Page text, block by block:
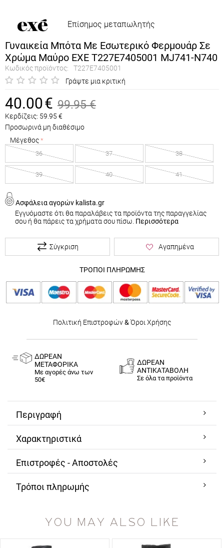
Επίσημος μεταπωλητής
Γυναικεία Μπότα Με Εσωτερικό Φερμουάρ Σε
Χρώμα Μαύρο EXE T227E7405001 MJ741-N740
Κωδικός προϊόντος:
T227E7405001
Γράψτε μια κριτική
40.00€ 99.95 €
Κερδίζεις: 59.95 €
Προσωρινά μη διαθέσιμο
Μέγεθος
36 37 38
39 40 41
Ασφάλεια αγορών kalista.gr
Εγγυόμαστε ότι θα παραλάβεις τα προϊόντα της παραγγελίας
σου ή θα πάρεις τα χρήματα σου πίσω. Περισσότερα
Σύγκριση Αγαπημένα
ΤΡΟΠΟΙ ΠΛΗΡΩΜΗΣ
Πολιτική Επιστροφών& Όροι Χρήσης
ΔΩΡΕΑΝ
ΜΕΤΑΦΟΡΙΚΑ
Με αγορές άνω των
50€
ΔΩΡΕΑΝ
ΑΝΤΙΚΑΤΑΒΟΛΗ
Σε όλα τα προϊόντα
Περιγραφή
Χαρακτηριστικά
Επιστροφές - Αποστολές
Τρόποι πληρωμής
YOU MAY ALSO LIKE